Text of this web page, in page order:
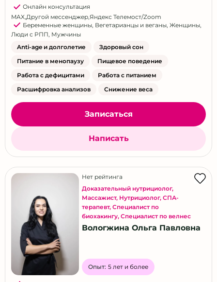
Онлайн консультация
MAX,Другой мессенджер,Яндекс Телемост/Zoom
Беременные женщины, Вегетарианцы и веганы, Женщины,
Люди с РПП, Мужчины
Anti-age и долголетие
Здоровый сон
Питание в менопаузу
Пищевое поведение
Работа с дефицитами
Работа с питанием
Расшифровка анализов
Снижение веса
Записаться
Написать
Нет рейтинга
Доказательный нутрициолог,
Массажист, Нутрициолог, СПА-
терапевт, Специалист по
биохакингу, Специалист по велнес
Вологжина Ольга Павловна
Опыт: 5 лет и более